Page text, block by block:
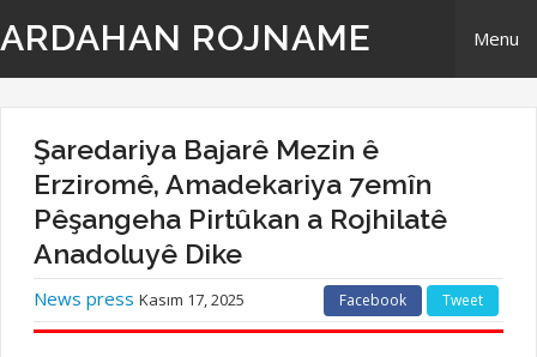
ARDAHAN ROJNAME Menu
Derbarê Me
TR | Tirki - Türkçe
EN | English- ingilizi
Şaredariya Bajarê Mezin ê
Erziromê, Amadekariya 7emîn
Pêşangeha Pirtûkan a Rojhilatê
Anadoluyê Dike
News press Kasım 17, 2025 Facebook Tweet